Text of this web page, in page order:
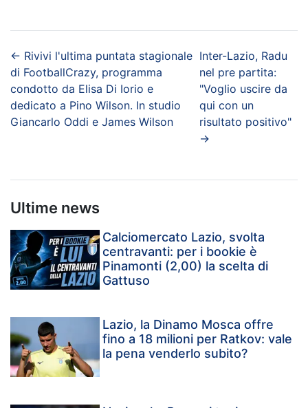
← Rivivi l'ultima puntata stagionale
di FootballCrazy, programma
condotto da Elisa Di Iorio e
dedicato a Pino Wilson. In studio
Giancarlo Oddi e James Wilson
Inter-Lazio, Radu
nel pre partita:
"Voglio uscire da
qui con un
risultato positivo"
→
Ultime news
Calciomercato Lazio, svolta
centravanti: per i bookie è
Pinamonti (2,00) la scelta di
Gattuso
Lazio, la Dinamo Mosca offre
fino a 18 milioni per Ratkov: vale
la pena venderlo subito?